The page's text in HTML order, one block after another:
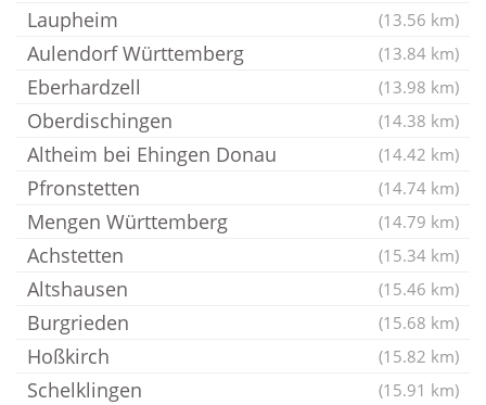
Laupheim (13.56 km)
Aulendorf Württemberg (13.84 km)
Eberhardzell (13.98 km)
Oberdischingen (14.38 km)
Altheim bei Ehingen Donau (14.42 km)
Pfronstetten (14.74 km)
Mengen Württemberg (14.79 km)
Achstetten (15.34 km)
Altshausen (15.46 km)
Burgrieden (15.68 km)
Hoßkirch (15.82 km)
Schelklingen (15.91 km)